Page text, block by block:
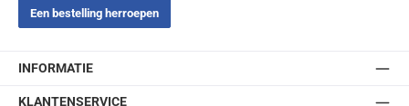
Een bestelling herroepen
INFORMATIE
KLANTENSERVICE